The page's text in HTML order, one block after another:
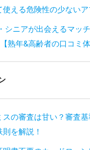
使える危険性の少ない
シニアが出会えるマッ
熟年&高齢者の口コミ体
スの審査は甘い？審査
を解説！